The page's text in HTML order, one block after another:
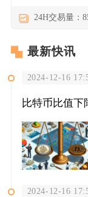
24H交易量：
最新快讯
2024-12-16
比特币比值下
2024-12-16